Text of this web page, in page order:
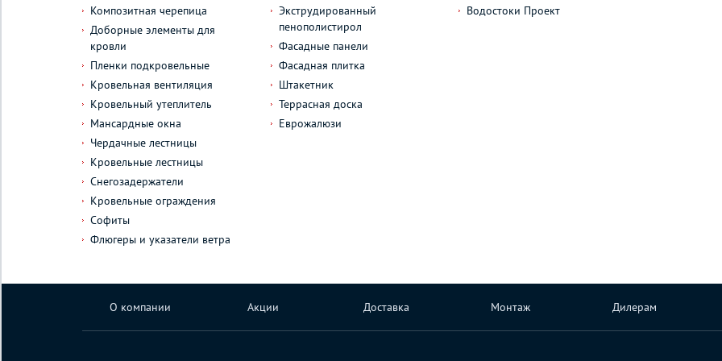
Композитная черепица
Доборные элементы для
кровли
Пленки подкровельные
Кровельная вентиляция
Кровельный утеплитель
Мансардные окна
Чердачные лестницы
Кровельные лестницы
Снегозадержатели
Кровельные ограждения
Софиты
Флюгеры и указатели ветра
Экструдированный
пенополистирол
Фасадные панели
Фасадная плитка
Штакетник
Террасная доска
Еврожалюзи
Водостоки Проект
О компании Акции Доставка Монтаж Дилерам